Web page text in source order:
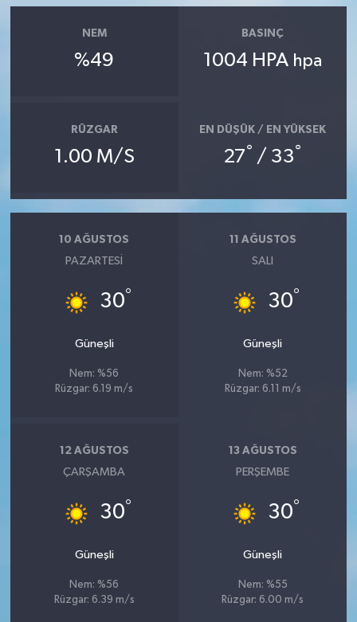
NEM
%49
BASINÇ
1004 HPA hpa
RÜZGAR
1.00 M/S
EN DÜŞÜK / EN YÜKSEK
27° / 33°
10 AĞUSTOS
PAZARTESI
30°
Güneşli
Nem: %56
Rüzgar: 6.19 m/s
11 AĞUSTOS
SALI
30°
Güneşli
Nem: %52
Rüzgar: 6.11 m/s
12 AĞUSTOS
ÇARŞAMBA
30°
Güneşli
Nem: %56
Rüzgar: 6.39 m/s
13 AĞUSTOS
PERŞEMBE
30°
Güneşli
Nem: %55
Rüzgar: 6.00 m/s